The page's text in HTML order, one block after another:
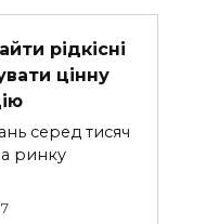
рідкісні
цінну
серед тисяч
ринку
7